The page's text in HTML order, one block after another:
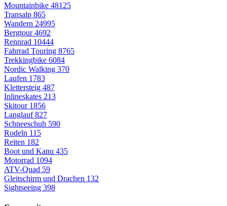
Mountainbike 48125
Transalp 865
Wandern 24995
Bergtour4692
Rennrad 10444
Fahrrad Touring 8765
Trekkingbike 6084
Nordic Walking 370
Laufen 1783
Klettersteig 487
Inlineskates 213
Skitour 1856
Langlauf827
Schneeschuh 590
Rodeln 115
Reiten 182
Boot und Kanu 435
Motorrad 1094
ATV-Quad 59
Gleitschirm und Drachen 132
Sightseeing 398